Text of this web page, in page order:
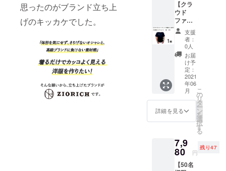
思ったのがブランド立ち上
げのキッカケでした。
により
量産効
率が向
上した
場合、
正規販
売価格
が販売
予定価
格より
下がる
可能性
いま
す。 ※
様・内
容品は
変更に
なる可
バータ
イプ
M・L・
LL・３L
・通常
タイ
プ
M・L・
届け予
定：
2020年
6月中
お申し
ます。
※皆様の
ご支援
により
5%offの
￥4,740
（税・
送料
込）に
て承り
ます。
ラー：
イズは
下記の
タイプ
からお
体系カ
バータ
イプ
M・L・
【クラ
ウド
ファン
ディン
グ限定
５％OF
F】
ZIORIC
H Tシャ
ツ
黒 1枚
一般販
売予定
価格
￥4,990
（税・
込）の
とこ
ろ、
5%offの
支援
者：
0人
お届
け予
定：
2021
年06
月
詳細を見る
こ
の
リ
タ
ー
ン
を
選
択
す
る
7,9
80 円
残り47
【50名